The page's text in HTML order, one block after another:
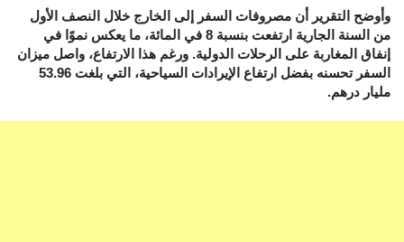
وأوضح التقرير أن مصروفات السفر إلى الخارج خلال النصف الأول
من السنة الجارية ارتفعت بنسبة 8 في المائة، ما يعكس نموًا في
إنفاق المغاربة على الرحلات الدولية. ورغم هذا الارتفاع، واصل ميزان
السفر تحسنه بفضل ارتفاع الإيرادات السياحية، التي بلغت 53.96
مليار درهم.